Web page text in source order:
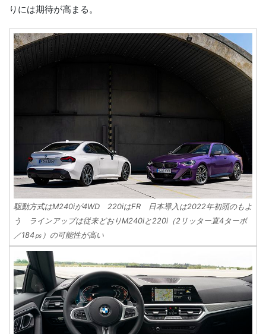
りには期待が高まる。
駆動方式はM240iが4WD 220iはFR 日本導入は2022年初頭のもよ
う ラインアップは従来どおりM240iと220i（2リッター直4ターボ
／184㎰）の可能性が高い